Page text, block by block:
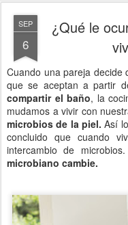
SEP
6
¿Qué le
Cuando una pareja decide
que se aceptan a partir
compartir el baño, la
mudamos a vivir con
microbios de la piel. Así
concluido que cuando
intercambio de
microbiano cambie.